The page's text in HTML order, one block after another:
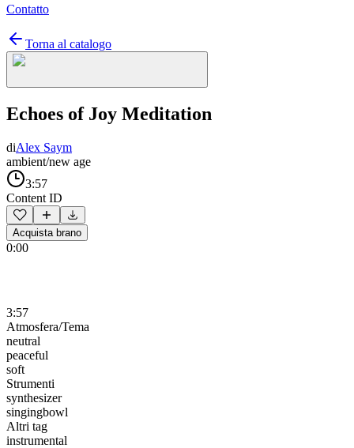
Contatto
Torna al catalogo
Echoes of Joy Meditation
diAlex Saym
ambient/new age
3:57
Content ID
Acquista brano
0:00
3:57
Atmosfera/Tema
neutral
peaceful
soft
Strumenti
synthesizer
singingbowl
Altri tag
instrumental